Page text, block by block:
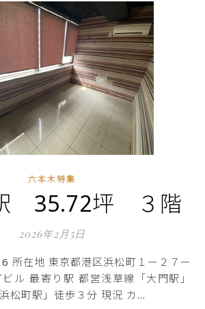
六本木特集
35.72坪 ３階
2026年2月5日
ル 最寄り駅 都営浅草線「大門駅」
松町駅」徒歩３分 現況 カ…